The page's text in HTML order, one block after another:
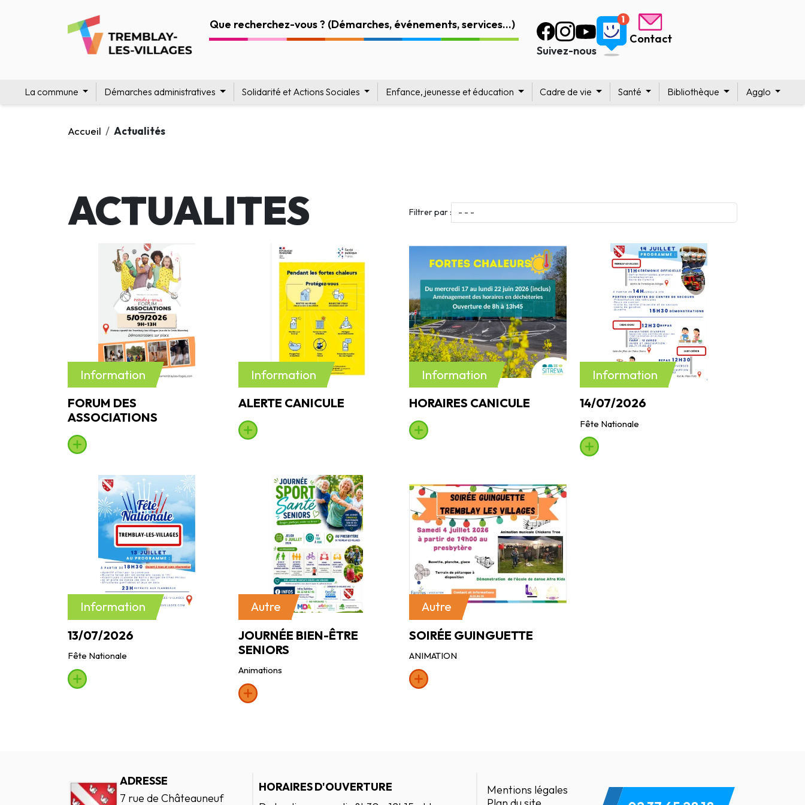
Suivez-nous
Contact
La commune Démarches administratives Solidarité et Actions Sociales Enfance, jeunesse et éducation Cadre de vie Santé Bibliothèque Agglo
Accueil Actualités
ACTUALITES Filtrer par :
Information
FORUM DES
ASSOCIATIONS
Information
ALERTE CANICULE
Information
HORAIRES CANICULE
Information
14/07/2026
Fête Nationale
Information
13/07/2026
Fête Nationale
Autre
JOURNÉE BIEN-ÊTRE
SENIORS
Animations
Autre
SOIRÉE GUINGUETTE
ANIMATION
ADRESSE
7 rue de Châteauneuf
HORAIRES D'OUVERTURE
Mentions légales